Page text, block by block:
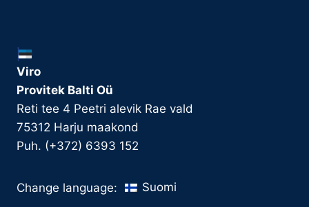
Viro
Provitek Balti Oü
Reti tee 4 Peetri alevik Rae vald
75312 Harju maakond
Puh. (+372) 6393 152
Change language: Suomi